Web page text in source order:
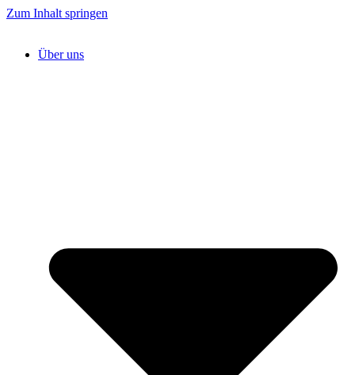
Zum Inhalt springen
Über uns